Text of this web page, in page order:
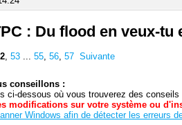
: Du flood en veux-tu
, 53... 55, 56, 57 Suivante
conseillons :
ci-dessous où vous trouverez des
modifications sur votre système ou
Windows afin de détecter les erreurs